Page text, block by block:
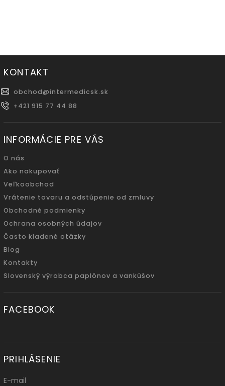
KONTAKT
obchod@intermedicsk.sk
+421 915 77 44 88
INFORMÁCIE PRE VÁS
O nás
Ako nakupovať
Veľkoobchod
Vrátenie tovaru a odstúpenie od zmluvy
Obchodné podmienky
Ochrana osobných údajov
Často kladené otázky
Blog
Kontakty
Slovenský výrobca paplónov a vankúšov
FACEBOOK
PRIHLÁSENIE
E-mail